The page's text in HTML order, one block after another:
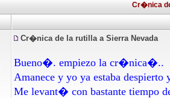
Cr�nica
Cr�nica de la rutilla a Sierra Nevada
Bueno�. empiezo la cr�nica�..
Amanece y yo ya estaba
Me levant� con bastante tiempo